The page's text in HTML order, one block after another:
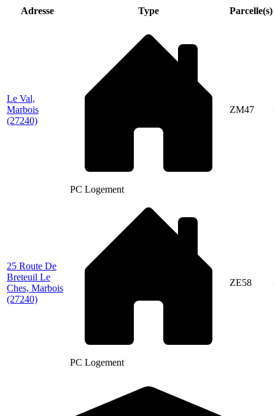
Adresse
Type Parcelle(s)
Le Val,
Marbois
(27240)
PC Logement
ZM47
25 Route De
Breteuil Le
Ches, Marbois
(27240)
PC Logement
ZE58